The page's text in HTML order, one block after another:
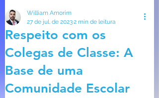
Respeito com os
Colegas de Classe: A
Base de uma
Comunidade Escolar
William Amorim
27 de jul. de 20232 min de leitura